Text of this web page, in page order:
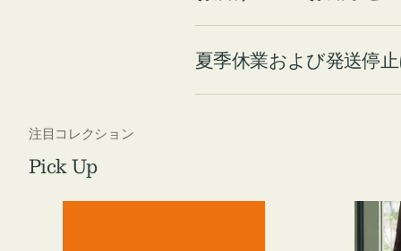
夏季休業および発送停
注目コレクション
Pick Up